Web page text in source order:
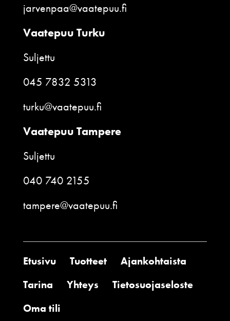
jarvenpaa@vaatepuu.fi
Vaatepuu Turku
Suljettu
045 7832 5313
turku@vaatepuu.fi
Vaatepuu Tampere
Suljettu
040 740 2155
tampere@vaatepuu.fi
Etusivu Tuotteet
Ajankohtaista
Tarina
Yhteys
Tietosuojaseloste
Oma tili